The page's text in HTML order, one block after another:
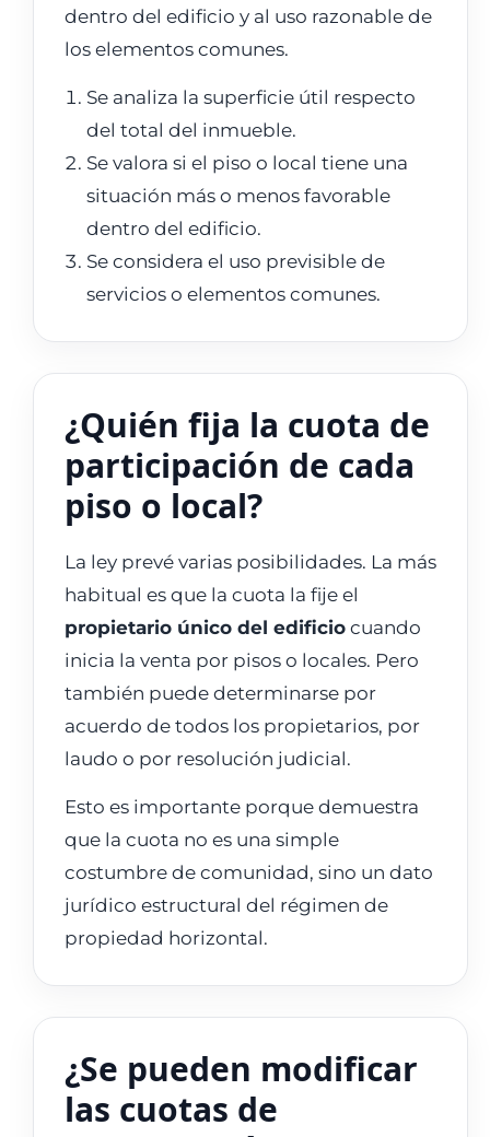
dentro del edificio y al uso razonable de
los elementos comunes.
Se analiza la superficie útil respecto
del total del inmueble.
Se valora si el piso o local tiene una
situación más o menos favorable
dentro del edificio.
Se considera el uso previsible de
servicios o elementos comunes.
¿Quién fija la cuota de
participación de cada
piso o local?
La ley prevé varias posibilidades. La más
habitual es que la cuota la fije el
propietario único del edificio cuando
inicia la venta por pisos o locales. Pero
también puede determinarse por
acuerdo de todos los propietarios, por
laudo o por resolución judicial.
Esto es importante porque demuestra
que la cuota no es una simple
costumbre de comunidad, sino un dato
jurídico estructural del régimen de
propiedad horizontal.
¿Se pueden modificar
las cuotas de